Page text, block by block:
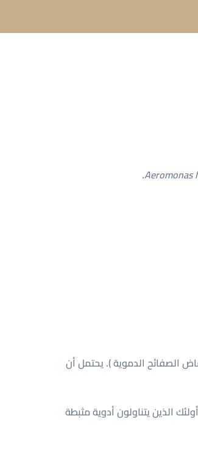
Aeromonas
الصفائح الدموية ). يحتمل أن
الذين يتناولون أدوية مثبطة